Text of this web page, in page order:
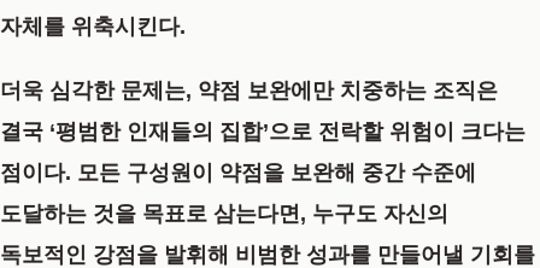
자체를 위축시킨다.
더욱 심각한 문제는, 약점 보완에만 치중하는 조직은
결국 ‘평범한 인재들의 집합’으로 전락할 위험이 크다는
점이다. 모든 구성원이 약점을 보완해 중간 수준에
도달하는 것을 목표로 삼는다면, 누구도 자신의
독보적인 강점을 발휘해 비범한 성과를 만들어낼 기회를